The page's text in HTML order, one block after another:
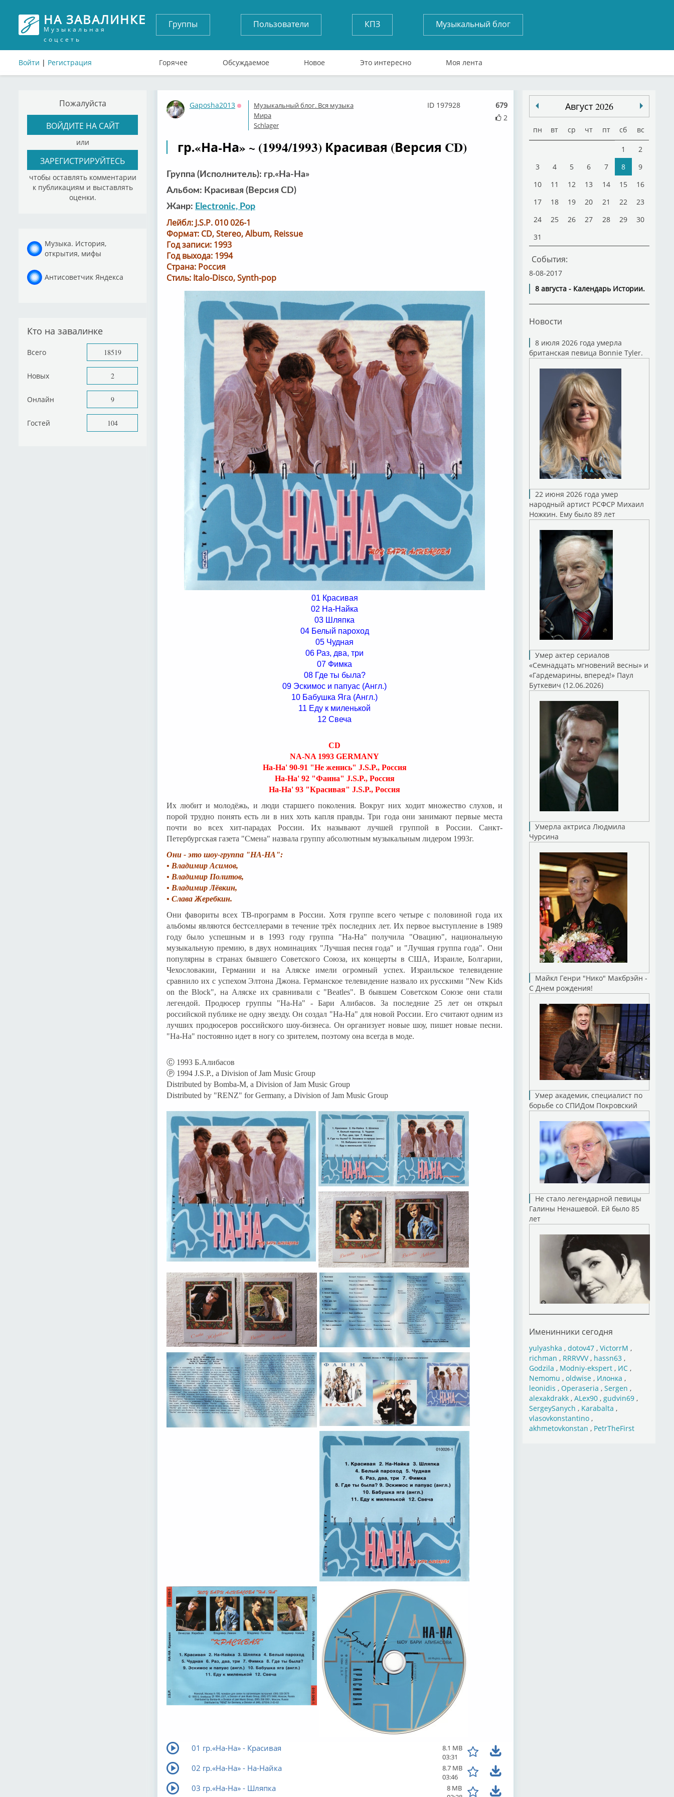
НА ЗАВАЛИНКЕ
Музыкальная
соцсеть
Войти | Регистрация
Группы Пользователи КПЗ Музыкальный блог
Горячее Обсуждаемое Новое Это интересно Моя лента
Пожалуйста
ВОЙДИТЕ НА САЙТ
или
ЗАРЕГИСТРИРУЙТЕСЬ
чтобы оставлять комментарии
к публикациям и выставлять
оценки.
Музыка. История,
открытия, мифы
Антисоветчик Яндекса
Кто на завалинке
Всего 18519
Новых 2
Онлайн 9
Гостей 104
Gaposha2013
Оффлайн
Музыкальный блог. Вся музыка
Мира
Schlager
679
2
ID 197928
гр.«На-На» ~ (1994/1993) Красивая (Версия CD)
Группа (Исполнитель): гр.«На-На»
Альбом: Красивая (Версия CD)
Жанр: Electronic, Pop
Лейбл: J.S.P. 010 026-1
Формат: CD, Stereo, Album, Reissue
Год записи: 1993
Год выхода: 1994
Страна: Россия
Стиль: Italo-Disco, Synth-pop
01 Красивая
02 На-Найка
03 Шляпка
04 Белый пароход
05 Чудная
06 Раз, два, три
07 Фимка
08 Где ты была?
09 Эскимос и папуас (Англ.)
10 Бабушка Яга (Англ.)
11 Еду к миленькой
12 Свеча
CD
NA-NA 1993 GERMANY
На-На' 90-91 "Не женись" J.S.P., Россия
На-На' 92 "Фаина" J.S.P., Россия
На-На' 93 "Красивая" J.S.P., Россия
Их любит и молодёжь, и люди старшего поколения. Вокруг них ходит множество слухов, и
порой трудно понять есть ли в них хоть капля правды. Три года они занимают первые места
почти во всех хит-парадах России. Их называют лучшей группой в России. Санкт-
Петербургская газета "Смена" назвала группу абсолютным музыкальным лидером 1993г.
Они - это шоу-группа "НА-НА":
• Владимир Асимов,
• Владимир Политов,
• Владимир Лёвкин,
• Слава Жеребкин.
Они фавориты всех ТВ-программ в России. Хотя группе всего четыре с половиной года их
альбомы являются бестселлерами в течение трёх последних лет. Их первое выступление в 1989
году было успешным и в 1993 году группа "На-На" получила "Овацию", национальную
музыкальную премию, в двух номинациях "Лучшая песня года" и "Лучшая группа года". Они
популярны в странах бывшего Советского Союза, их концерты в США, Израиле, Болгарии,
Чехословакии, Германии и на Аляске имели огромный успех. Израильское телевидение
сравнило их с успехом Элтона Джона. Германское телевидение назвало их русскими "New Kids
on the Block", на Аляске их сравнивали с "Beatles". В бывшем Советском Союзе они стали
легендой. Продюсер группы "На-На" - Бари Алибасов. За последние 25 лет он открыл
российской публике не одну звезду. Он создал "На-На" для новой России. Его считают одним из
лучших продюсеров российского шоу-бизнеса. Он организует новые шоу, пишет новые песни.
"На-На" постоянно идет в ногу со зрителем, поэтому она всегда в моде.
Ⓒ 1993 Б.Алибасов
Ⓟ 1994 J.S.P., a Division of Jam Music Group
Distributed by Bomba-M, a Division of Jam Music Group
Distributed by "RENZ" for Germany, a Division of Jam Music Group
01 гр.«На-На» - Красивая
8.1 MB
03:31
02 гр.«На-На» - На-Найка
8.7 MB
03:46
03 гр.«На-На» - Шляпка
8 MB
Август 2026
пн вт ср чт пт сб вс
1
2
3
4 5 6 7 8
9
10
11 12 13 14 15
16
17
18 19 20 21 22
23
24
25 26 27 28 29
30
31
События:
8-08-2017
8 августа - Календарь Истории.
Новости
8 июля 2026 года умерла
британская певица Bonnie Tyler.
22 июня 2026 года умер
народный артист РСФСР Михаил
Ножкин. Ему было 89 лет
Умер актер сериалов
«Семнадцать мгновений весны» и
«Гардемарины, вперед!» Паул
Буткевич (12.06.2026)
Умерла актриса Людмила
Чурсина
Майкл Генри "Нико" Макбрэйн -
С Днем рождения!
Умер академик, специалист по
борьбе со СПИДом Покровский
Не стало легендарной певицы
Галины Ненашевой. Ей было 85
лет
Именинники сегодня
yulyashka , dotov47, VictorrM ,
richman , RRRVVV, hassn63,
Godzila , Modniy-ekspert, ИС,
Nemomu , oldwise, Илонка ,
leonidis , Operaseria , Sergen ,
alexakdrakk, ALex90, gudvin69,
SergeySanych , Karabalta ,
vlasovkonstantino,
akhmetovkonstan , PetrTheFirst